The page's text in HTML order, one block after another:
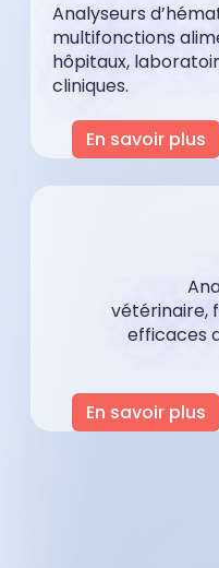
Analyseurs
multifonctions
hôpitaux,
cliniques.
En savoir plus
vétérinaire,
efficaces
En savoir plus